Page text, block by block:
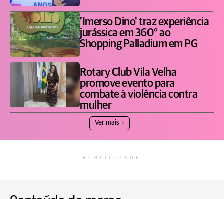
'Imerso Dino' traz experiência
jurássica em 360° ao
Shopping Palladium em PG
Rotary Club Vila Velha
promove evento para
combate à violência contra
mulher
Ver mais
PUBLICIDADE